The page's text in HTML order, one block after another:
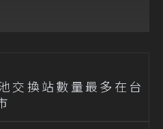
交換站數量最多在台